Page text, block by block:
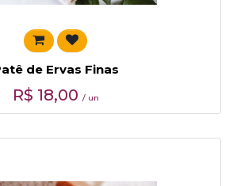
de Ervas Finas
R$ 18,00 / un